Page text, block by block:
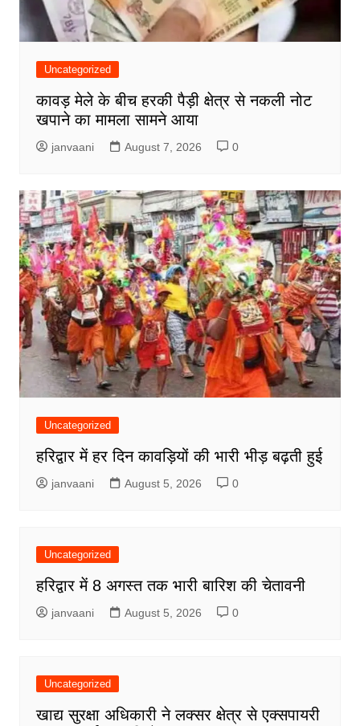
Uncategorized
कावड़ मेले के बीच हरकी पैड़ी क्षेत्र से नकली नोट
खपाने का मामला सामने आया
janvaani August 7, 2026 0
Uncategorized
हरिद्वार में हर दिन कावड़ियों की भारी भीड़ बढ़ती हुई
janvaani August 5, 2026 0
Uncategorized
हरिद्वार में 8 अगस्त तक भारी बारिश की चेतावनी
janvaani August 5, 2026 0
Uncategorized
खाद्य सुरक्षा अधिकारी ने लक्सर क्षेत्र से एक्सपायरी